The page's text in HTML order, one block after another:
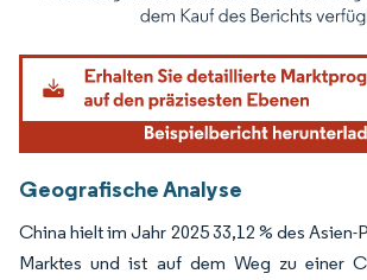
Bild © Mordor Intelligence. Wiederverwendung
Geografische Analyse
China hielt im Jahr 2025 33,12 % des
Marktes und ist auf dem Weg zu einer